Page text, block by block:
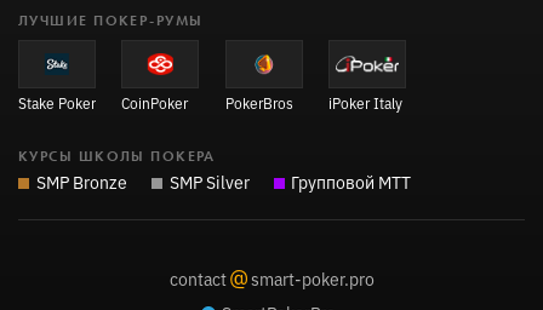
ЛУЧШИЕ ПОКЕР-РУМЫ
Stake Poker CoinPoker PokerBros iPoker Italy
КУРСЫ ШКОЛЫ ПОКЕРА
SMP Bronze SMP Silver Групповой MTT
contact@smart-poker.pro